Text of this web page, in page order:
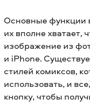
Основные функции
их вполне хватает,
изображение из
и iPhone.
стилей комиксов,
использовать, и
кнопку, чтобы